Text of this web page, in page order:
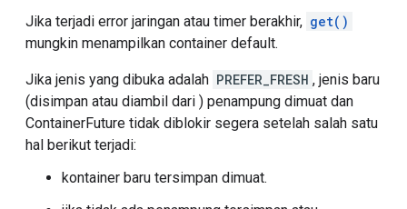
Jika terjadi error jaringan atau timer berakhir, get()
mungkin menampilkan container default.
Jika jenis yang dibuka adalah PREFER_FRESH , jenis baru
(disimpan atau diambil dari ) penampung dimuat dan
ContainerFuture tidak diblokir segera setelah salah satu
hal berikut terjadi:
kontainer baru tersimpan dimuat.